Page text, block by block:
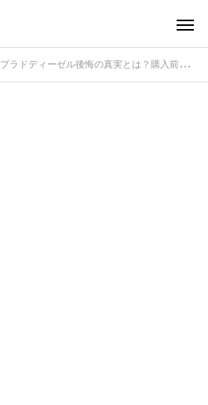
プラドディーゼル後悔の真実とは？購入前に知っておくべきポイント